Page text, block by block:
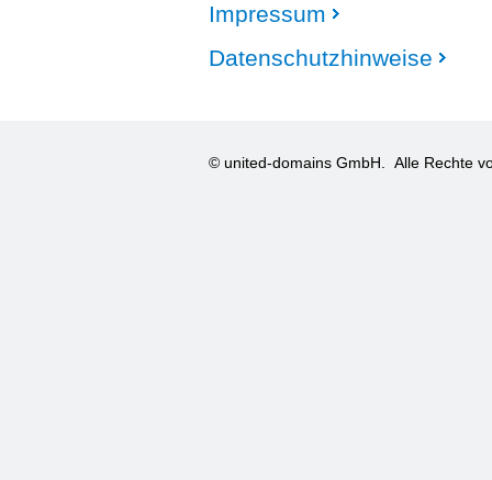
Impressum
Datenschutzhinweise
© united-domains GmbH. Alle Rechte